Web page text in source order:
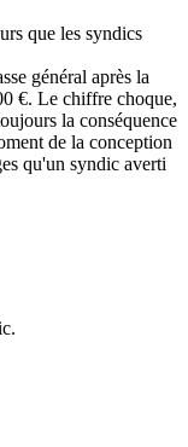
que les syndics
général après la
€. Le chiffre choque,
la conséquence
de la conception
qu'un syndic averti